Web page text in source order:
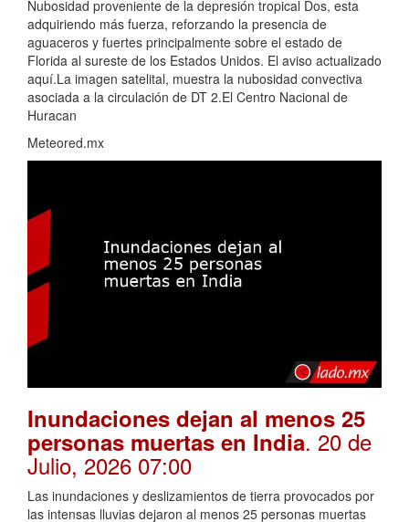
Nubosidad proveniente de la depresión tropical Dos, esta
adquiriendo más fuerza, reforzando la presencia de
aguaceros y fuertes principalmente sobre el estado de
Florida al sureste de los Estados Unidos. El aviso actualizado
aquí.La imagen satelital, muestra la nubosidad convectiva
asociada a la circulación de DT 2.El Centro Nacional de
Huracan
Meteored.mx
Inundaciones dejan al menos 25
personas muertas en India. 20 de
Julio, 2026 07:00
Las inundaciones y deslizamientos de tierra provocados por
las intensas lluvias dejaron al menos 25 personas muertas